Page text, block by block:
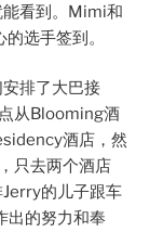
能看到。Mimi和
选手签到。
排了大巴接
从Blooming酒
酒店，然
只去两个酒店
的儿子跟车
出的努力和奉